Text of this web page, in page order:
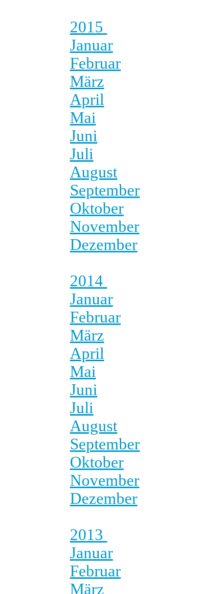
2015
Januar
Februar
März
April
Mai
Juni
Juli
August
September
Oktober
November
Dezember
2014
Januar
Februar
März
April
Mai
Juni
Juli
August
September
Oktober
November
Dezember
2013
Januar
Februar
März